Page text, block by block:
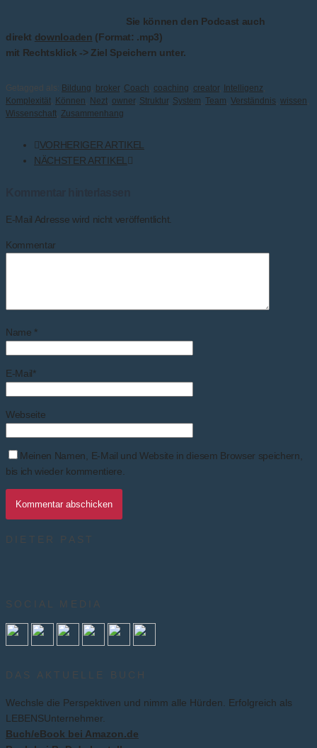
Sie können den Podcast auch
direkt downloaden (Format: .mp3)
mit Rechtsklick -> Ziel Speichern unter.
Getagged als: Bildung, broker, Coach, coaching, creator, Intelligenz,
Komplexität, Können, Nezt, owner, Struktur, System, Team, Verständnis, wissen,
Wissenschaft, Zusammenhang
VORHERIGER ARTIKEL
NÄCHSTER ARTIKEL
E-Mail Adresse wird nicht veröffentlicht.
Kommentar
Name *
E-Mail*
Webseite
Meinen Namen, E-Mail und Website in diesem Browser speichern,
bis ich wieder kommentiere.
DIETER PAST
SOCIAL MEDIA
DAS AKTUELLE BUCH
Wechsle die Perspektiven und nimm alle Hürden. Erfolgreich als
LEBENSUnternehmer.
Buch/eBook bei Amazon.de